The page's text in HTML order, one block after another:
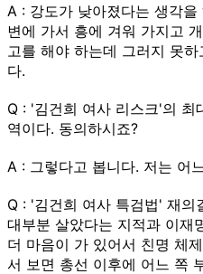
A : 강도가 낮아졌다는 생각
변에 가서 흥에 겨워 가지고
고를 해야 하는데 그러지 못
다.
Q : '김건희 여사 리스크'의 최
역이다. 동의하시죠?
A : 그렇다고 봅니다. 저는 어
Q : '김건희 여사 특검법' 재의
대부분 살았다는 지적과 이재
더 마음이 가 있어서 친명 체
서 보면 총선 이후에 어느 쪽